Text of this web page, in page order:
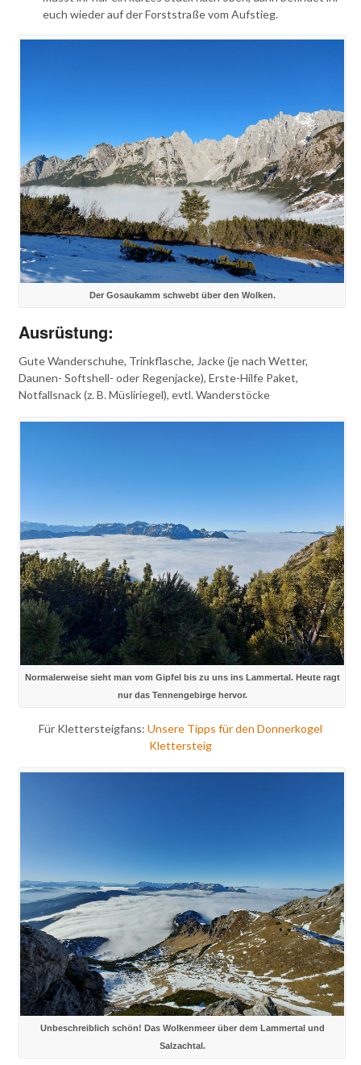
euch wieder auf der Forststraße vom Aufstieg.
Der Gosaukamm schwebt über den Wolken.
Ausrüstung:
Gute Wanderschuhe, Trinkflasche, Jacke (je nach Wetter,
Daunen- Softshell- oder Regenjacke), Erste-Hilfe Paket,
Notfallsnack (z. B. Müsliriegel), evtl. Wanderstöcke
Normalerweise sieht man vom Gipfel bis zu uns ins Lammertal. Heute ragt
nur das Tennengebirge hervor.
Für Klettersteigfans: Unsere Tipps für den Donnerkogel
Klettersteig
Unbeschreiblich schön! Das Wolkenmeer über dem Lammertal und
Salzachtal.